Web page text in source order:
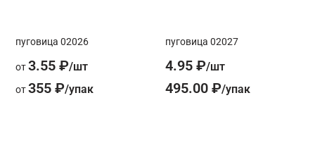
пуговица 02026
от3.55 ₽
от355 ₽
пуговица 02027
4.95 ₽
495.00 ₽